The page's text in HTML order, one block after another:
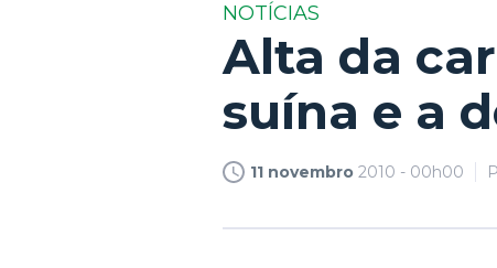
NOTÍCIAS
Alta da
suína e a
11 novembro 2010 - 00h00